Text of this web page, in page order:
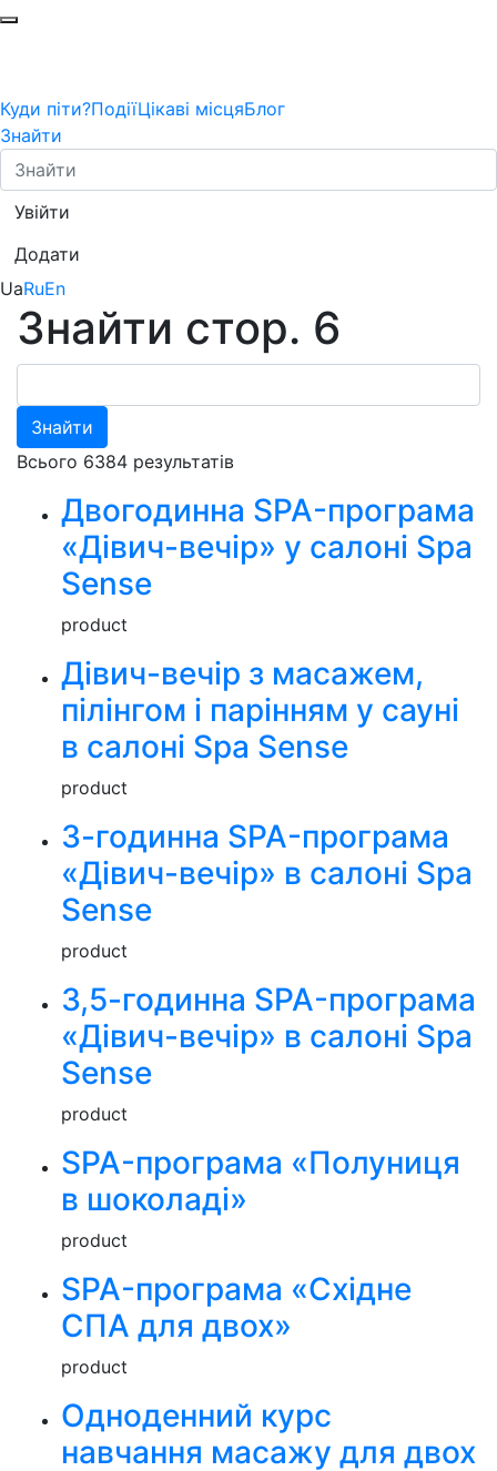
Куди піти?ПодіїЦікаві місцяБлог
Знайти
Увійти
Додати
UaRuEn
Знайти стор. 6
Знайти
Всього 6384 результатів
Двогодинна SPA-програма
«Дівич-вечір» у салоні Spa
Sense
product
Дівич-вечір з масажем,
пілінгом і парінням у сауні
в салоні Spa Sense
product
3-годинна SPA-програма
«Дівич-вечір» в салоні Spa
Sense
product
3,5-годинна SPA-програма
«Дівич-вечір» в салоні Spa
Sense
product
SPA-програма «Полуниця
в шоколаді»
product
SPA-програма «Східне
СПА для двох»
product
Одноденний курс
навчання масажу для двох